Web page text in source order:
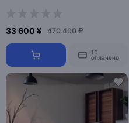
33 600 ¥ 470 400 ₽
10
оплачено